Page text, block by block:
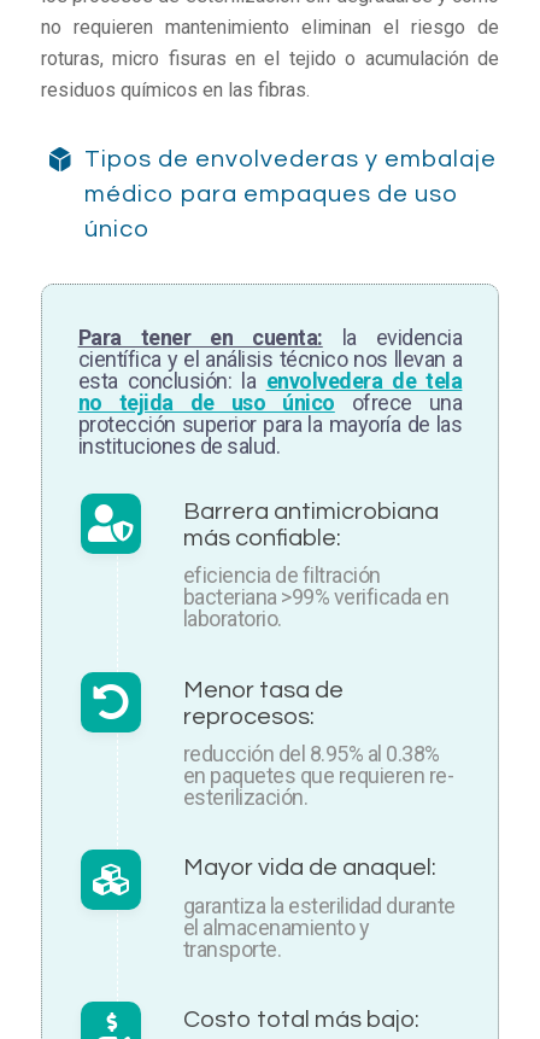
no requieren mantenimiento eliminan el riesgo de
roturas, micro fisuras en el tejido o acumulación de
residuos químicos en las fibras.
Tipos de envolvederas y embalaje
médico para empaques de uso
único
Para tener en cuenta: la evidencia
científica y el análisis técnico nos llevan a
esta conclusión: la envolvedera de tela
no tejida de uso único ofrece una
protección superior para la mayoría de las
instituciones de salud.
Barrera antimicrobiana
más confiable:
eficiencia de filtración
bacteriana >99% verificada en
laboratorio.
Menor tasa de
reprocesos:
reducción del 8.95% al 0.38%
en paquetes que requieren re-
esterilización.
Mayor vida de anaquel:
garantiza la esterilidad durante
el almacenamiento y
transporte.
Costo total más bajo: